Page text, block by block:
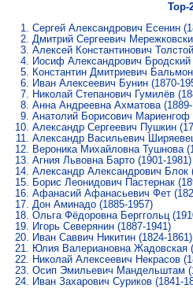
Top-
Сергей Александрович Есенин
Дмитрий Сергеевич
Алексей Константинович Толстой
Иосиф Александрович Бродский
Константин Дмитриевич
Иван Алексеевич Бунин (1870-
Николай Степанович Гумилёв
Анна Андреевна Ахматова
Анатолий Борисович Мариенгоф
Александр Сергеевич Пушкин
Александр Васильевич
Вероника Михайловна Тушнова
Агния Львовна Барто (1901-1981)
Александр Александрович Блок
Борис Леонидович Пастернак
Афанасий Афанасьевич Фет
Дон Аминадо (1885-1957)
Ольга Фёдоровна Берггольц
Игорь Северянин (1887-1941)
Иван Саввич Никитин (1824-1861)
Юлия Валериановна Жадовская
Николай Алексеевич Некрасов
Осип Эмильевич Мандельштам
Иван Захарович Суриков (1841-